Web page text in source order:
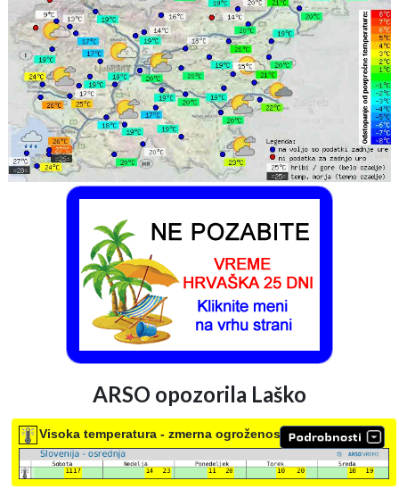
ARSO opozorila Laško
Visoka temperatura - zmerna ogroženost